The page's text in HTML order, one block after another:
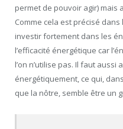
permet de pouvoir agir) mais
Comme cela est précisé
investir fortement dans les
l’efficacité énergétique car
l’on n’utilise pas. Il faut
énergétiquement, ce qui,
que la nôtre, semble être un